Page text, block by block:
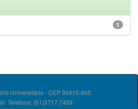
1
Universitário - CEP 96815-900
Telefone: (51)3717.7409